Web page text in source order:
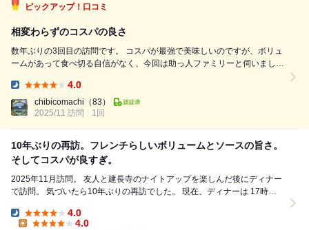
ピックアップ！口コミ
相変わらずのコスパの良さ
数年ぶりの3回目の訪問です。 コスパが最強で美味しいのですが、ボリュ
ームがあって食べ切る自信がなく、今回は助っ人ファミリーと伺いまし
ワンオペシェフは相変わらずバタバタと無言のシェフワールド。 落ち着
くま...
4.0
chibicomachi （83）
2025/11 訪問
1回
10年ぶりの再訪。フレンチらしいボリュームとソースの旨さ。
そしてコスパが良すぎ。
2025年11月訪問。 友人と建長寺のナイトアップを楽しんだ後にディナー
で訪問。 気づいたら10年ぶりの再訪でした。 現在、ディナーは 17時半
Dinner:
4.0
4.0